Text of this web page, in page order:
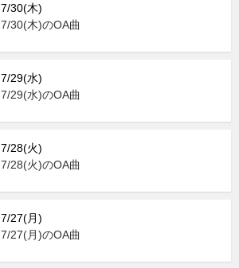
7/30(木)
7/30(木)のOA曲
7/29(水)
7/29(水)のOA曲
7/28(火)
7/28(火)のOA曲
7/27(月)
7/27(月)のOA曲